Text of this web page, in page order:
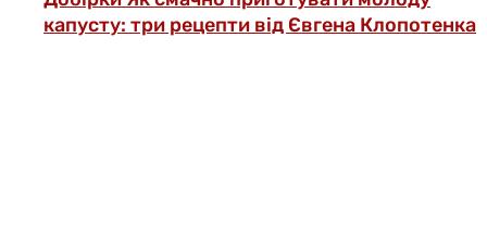
капусту: три рецепти від Євгена Клопотенка